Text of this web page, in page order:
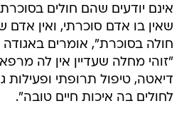
אינם יודעים שהם חולים
שאין בו אדם סוכרתי, ואין אדם
חולה בסוכרת", אומרים
"זוהי מחלה שעדיין אין לה
דיאטה, טיפול תרופתי ופעילות
לחולים בה איכות חיים טובה".